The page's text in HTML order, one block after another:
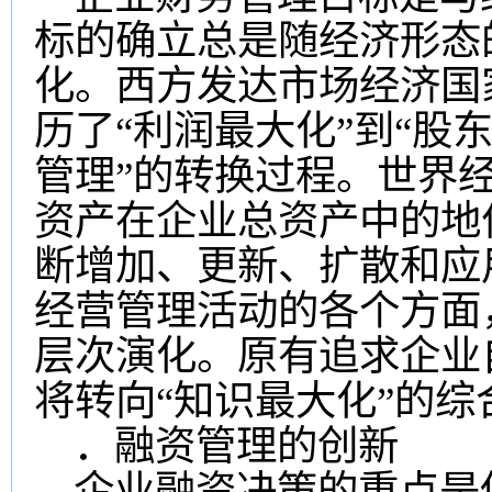
标的确立总是随经济形
化。西方发达市场经济
历了“利润最大化”到“股
管理”的转换过程。世界
资产在企业总资产中的
断增加、更新、扩散和
经营管理活动的各个方
层次演化。原有追求企
将转向“知识最大化”的
．融资管理的创新